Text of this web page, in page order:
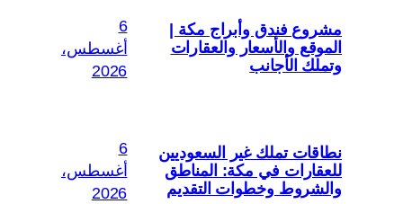
مشروع فندق وأبراج مكة |
الموقع والأسعار والعقارات
وتملك الأجانب
6
أغسطس،
2026
نطاقات تملك غير السعوديين
للعقارات في مكة: المناطق
والشروط وخطوات التقديم
6
أغسطس،
2026